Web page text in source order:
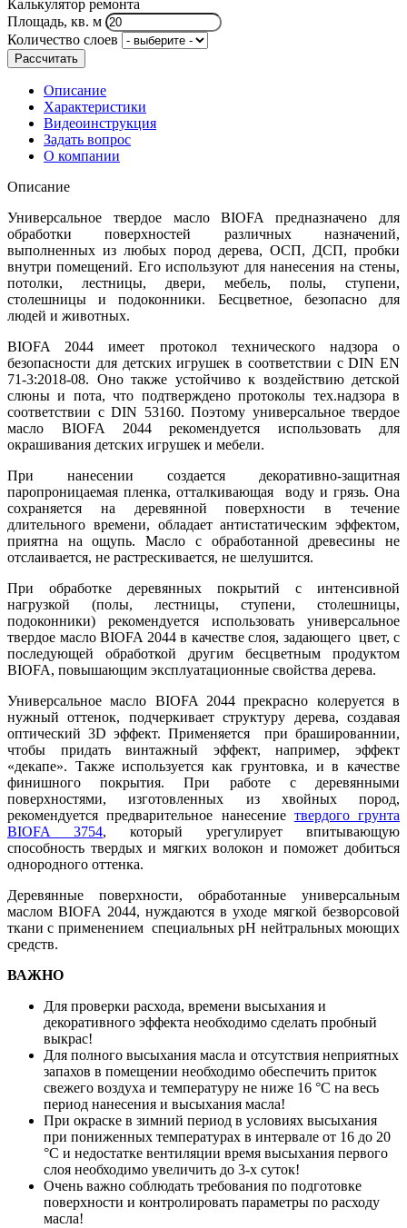
Калькулятор ремонта
Площадь, кв. м
Количество слоев
Рассчитать
Описание
Характеристики
Видеоинструкция
Задать вопрос
О компании
Описание
Универсальное твердое масло BIOFA предназначено для
обработки поверхностей различных назначений,
выполненных из любых пород дерева, ОСП, ДСП, пробки
внутри помещений. Его используют для нанесения на стены,
потолки, лестницы, двери, мебель, полы, ступени,
столешницы и подоконники. Бесцветное, безопасно для
людей и животных.
BIOFA 2044 имеет протокол технического надзора о
безопасности для детских игрушек в соответствии с DIN EN
71-3:2018-08. Оно также устойчиво к воздействию детской
слюны и пота, что подтверждено протоколы тех.надзора в
соответствии с DIN 53160. Поэтому универсальное твердое
масло BIOFA 2044 рекомендуется использовать для
окрашивания детских игрушек и мебели.
При нанесении создается декоративно-защитная
паропроницаемая пленка, отталкивающая воду и грязь. Она
сохраняется на деревянной поверхности в течение
длительного времени, обладает антистатическим эффектом,
приятна на ощупь. Масло с обработанной древесины не
отслаивается, не растрескивается, не шелушится.
При обработке деревянных покрытий с интенсивной
нагрузкой (полы, лестницы, ступени, столешницы,
подоконники) рекомендуется использовать универсальное
твердое масло BIOFA 2044 в качестве слоя, задающего цвет, с
последующей обработкой другим бесцветным продуктом
BIOFA, повышающим эксплуатационные свойства дерева.
Универсальное масло BIOFA 2044 прекрасно колеруется в
нужный оттенок, подчеркивает структуру дерева, создавая
оптический 3D эффект. Применяется при брашированнии,
чтобы придать винтажный эффект, например, эффект
«декапе». Также используется как грунтовка, и в качестве
финишного покрытия. При работе с деревянными
поверхностями, изготовленных из хвойных пород,
рекомендуется предварительное нанесение твердого грунта
BIOFA 3754, который урегулирует впитывающую
способность твердых и мягких волокон и поможет добиться
однородного оттенка.
Деревянные поверхности, обработанные универсальным
маслом BIOFA 2044, нуждаются в уходе мягкой безворсовой
ткани с применением специальных pH нейтральных моющих
средств.
ВАЖНО
Для проверки расхода, времени высыхания и
декоративного эффекта необходимо сделать пробный
выкрас!
Для полного высыхания масла и отсутствия неприятных
запахов в помещении необходимо обеспечить приток
свежего воздуха и температуру не ниже 16 °C на весь
период нанесения и высыхания масла!
При окраске в зимний период в условиях высыхания
при пониженных температурах в интервале от 16 до 20
°C и недостатке вентиляции время высыхания первого
слоя необходимо увеличить до 3-х суток!
Очень важно соблюдать требования по подготовке
поверхности и контролировать параметры по расходу
масла!